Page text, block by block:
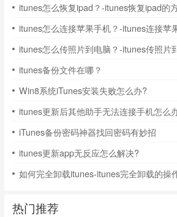
itunes怎么恢复ipad？-itunes恢复ipad的
itunes怎么连接苹果手机？-itunes连接苹
itunes怎么传照片到电脑？-itunes传照片
itunes备份文件在哪？
Win8系统iTunes安装失败怎么办?
itunes更新后其他助手无法连接手机怎么
iTunes备份密码神器找回密码有妙招
itunes更新app无反应怎么解决?
如何完全卸载itunes-itunes完全卸载的操
热门推荐